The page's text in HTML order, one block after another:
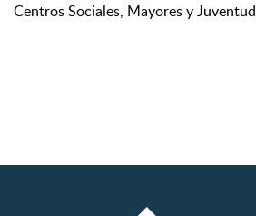
Centros Sociales, Mayores y Juventud